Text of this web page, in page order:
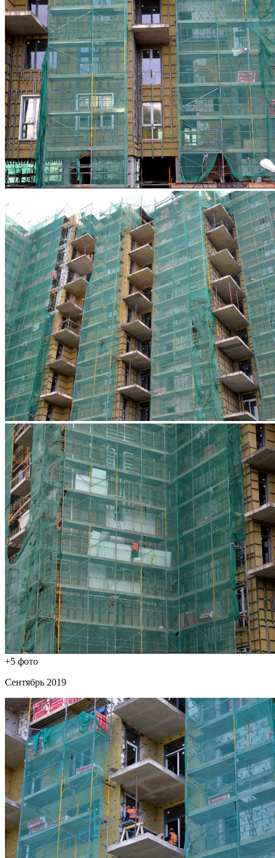
+5 фото
Сентябрь 2019